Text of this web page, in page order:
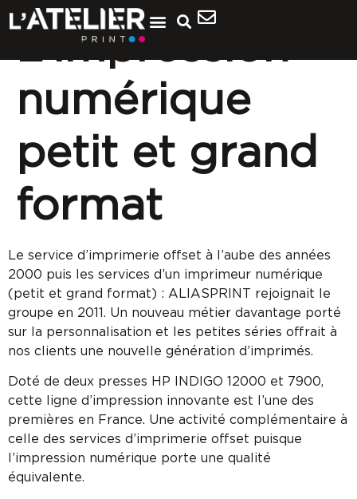
L’impression
numérique
petit et grand
format
Le service d’imprimerie offset à l’aube des années
2000 puis les services d’un imprimeur numérique
(petit et grand format) : ALIASPRINT rejoignait le
groupe en 2011. Un nouveau métier davantage porté
sur la personnalisation et les petites séries offrait à
nos clients une nouvelle génération d’imprimés.
Doté de deux presses HP INDIGO 12000 et 7900,
cette ligne d’impression innovante est l’une des
premières en France. Une activité complémentaire à
celle des services d’imprimerie offset puisque
l’impression numérique porte une qualité
équivalente.